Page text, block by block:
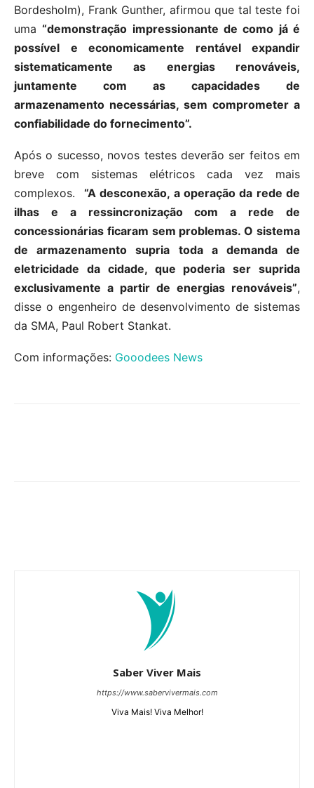
Bordesholm), Frank Gunther, afirmou que tal teste foi
uma“demonstração impressionante de como já é
possível e economicamente rentável expandir
sistematicamente as energias renováveis,
juntamente com as capacidades de
armazenamento necessárias, sem comprometer a
confiabilidade do fornecimento”.
Após o sucesso, novos testes deverão ser feitos em
breve com sistemas elétricos cada vez mais
complexos. “A desconexão, a operação da rede de
ilhas e a ressincronização com a rede de
concessionárias ficaram sem problemas. O sistema
de armazenamento supria toda a demanda de
eletricidade da cidade, que poderia ser suprida
exclusivamente a partir de energias renováveis”,
disse o engenheiro de desenvolvimento de sistemas
da SMA, Paul Robert Stankat.
Com informações: Gooodees News
Saber Viver Mais
https://www.sabervivermais.com
Viva Mais! Viva Melhor!